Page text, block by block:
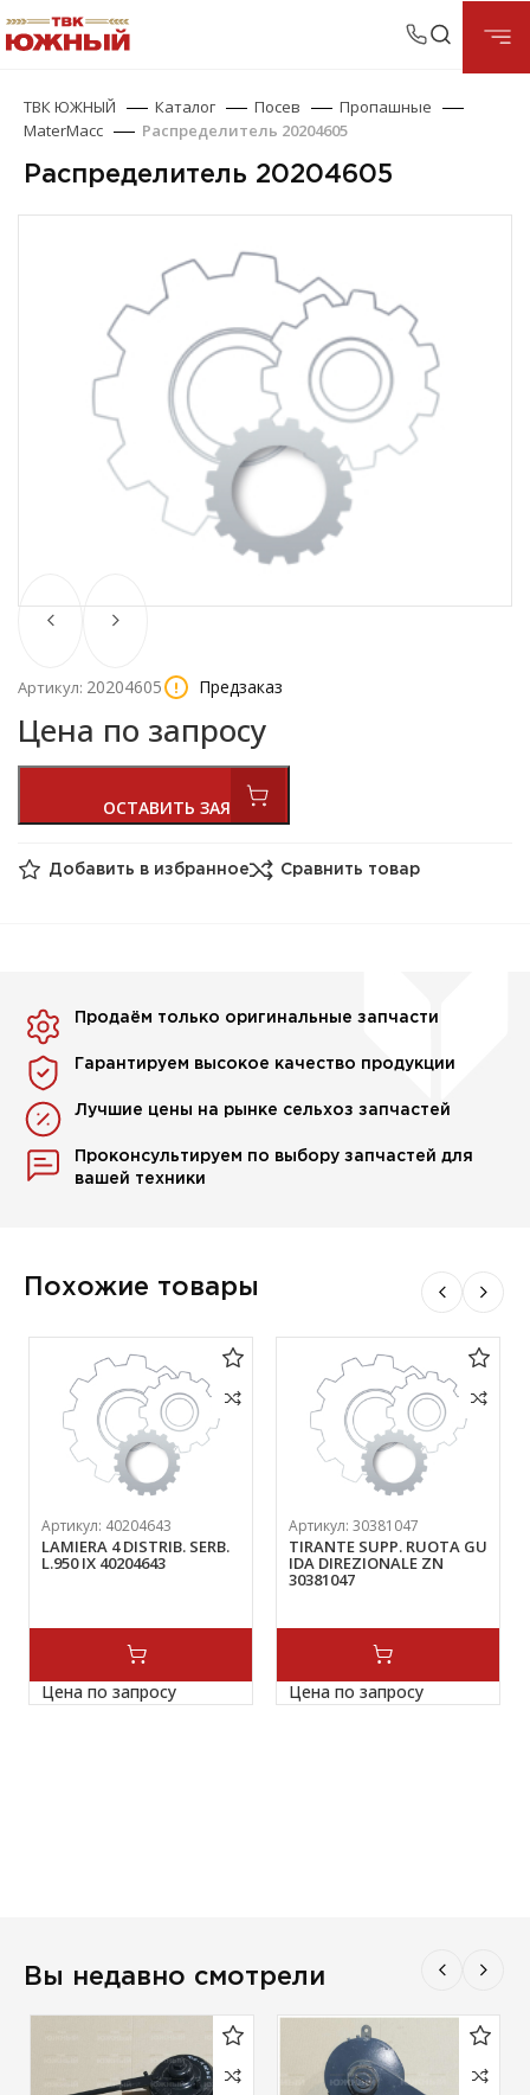
ТВК ЮЖНЫЙ Каталог Посев
Пропашные
MaterMacc
Распределитель 20204605
Распределитель 20204605
Артикул: 20204605 Предзаказ
Цена по запросу
Добавить в избранное Сравнить товар
Продаём только оригинальные запчасти
Гарантируем высокое качество продукции
Лучшие цены на рынке сельхоз запчастей
Проконсультируем по выбору запчастей для
вашей техники
Похожие товары
Артикул: 40204643
LAMIERA 4 DISTRIB. SERB.
L.950 IX 40204643
Цена по запросу
Артикул: 30381047
TIRANTE SUPP. RUOTA GU
IDA DIREZIONALE ZN
30381047
Цена по запросу
Вы недавно смотрели